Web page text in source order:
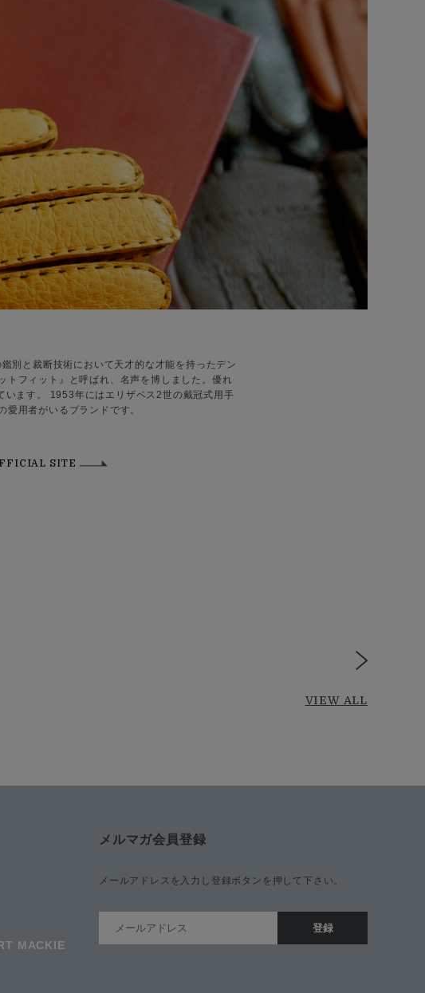
別と裁断技術において天才的な才能を持ったデン
トフィット』と呼ばれ、名声を博しました。優れ
います。 1953年にはエリザベス2世の戴冠式用手
用者がいるブランドです。
SITE
VIEW ALL
MACKIE
メルマガ会員登録
メールアドレスを入力し登録ボタンを押して下さい。